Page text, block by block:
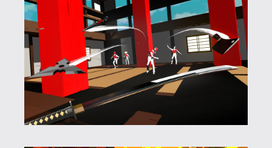
runokra vannak kihegyezve. Az alkotó
számos apró újítással és szituációval
dobja fel az újabb és újabb pályákat, a
játék egyik legemlékezetesebb
momentuma egy teljes sötétségbe
burkolózott helyszínen úgy
végigszáguldani, hogy csak a
torkolattüzek fényéből tájékozódunk.
Céljaink is gyakran váltakoznak: egy